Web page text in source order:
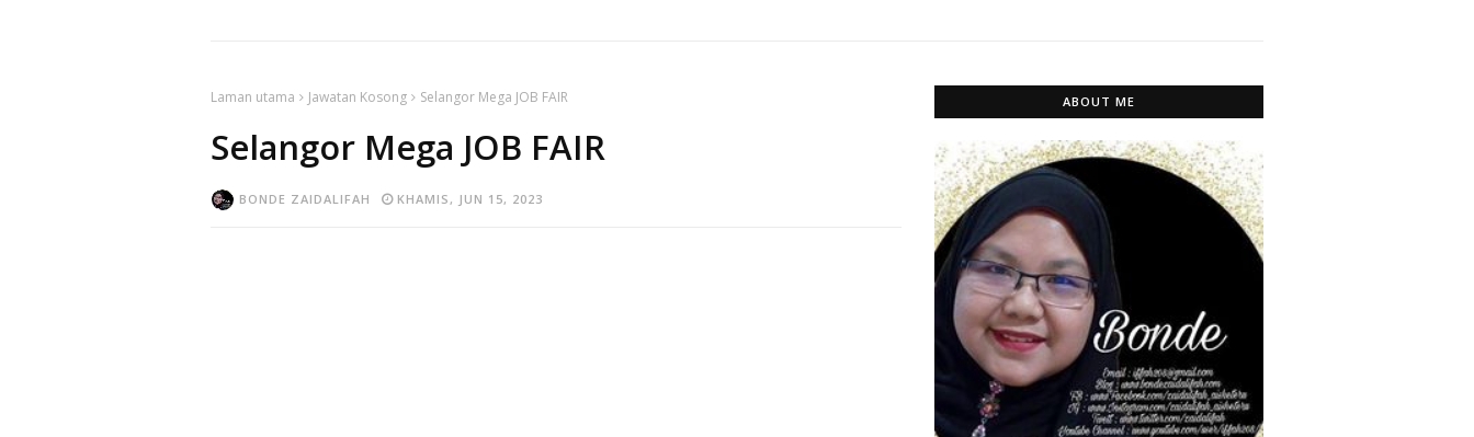
Laman utama Jawatan Kosong Selangor Mega JOB FAIR
Selangor Mega JOB FAIR
BONDE ZAIDALIFAH KHAMIS, JUN 15, 2023
ABOUT ME